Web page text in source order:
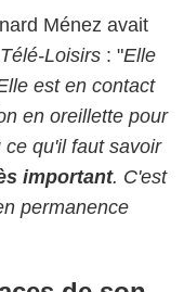
Ménez avait
Télé-Loisirs : "Elle
est en contact
en oreillette pour
qu'il faut savoir
important. C'est
permanence